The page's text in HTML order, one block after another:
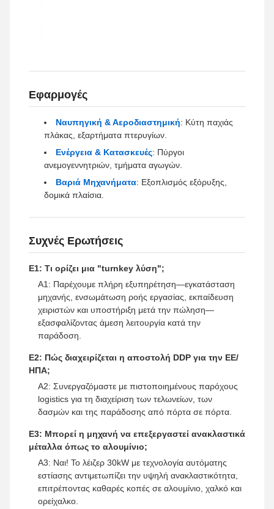
Εφαρμογές
Ναυπηγική & Αεροδιαστημική: Κύτη παχιάς
πλάκας, εξαρτήματα πτερυγίων.
Ενέργεια & Κατασκευές: Πύργοι
ανεμογεννητριών, τμήματα αγωγών.
Βαριά Μηχανήματα: Εξοπλισμός εξόρυξης,
δομικά πλαίσια.
Συχνές Ερωτήσεις
Ε1: Τι ορίζει μια "turnkey λύση";
Α1: Παρέχουμε πλήρη εξυπηρέτηση—εγκατάσταση
μηχανής, ενσωμάτωση ροής εργασίας, εκπαίδευση
χειριστών και υποστήριξη μετά την πώληση—
εξασφαλίζοντας άμεση λειτουργία κατά την
παράδοση.
Ε2: Πώς διαχειρίζεται η αποστολή DDP για την ΕΕ/
ΗΠΑ;
Α2: Συνεργαζόμαστε με πιστοποιημένους παρόχους
logistics για τη διαχείριση των τελωνείων, των
δασμών και της παράδοσης από πόρτα σε πόρτα.
Ε3: Μπορεί η μηχανή να επεξεργαστεί ανακλαστικά
μέταλλα όπως το αλουμίνιο;
Α3: Ναι! Το λέιζερ 30kW με τεχνολογία αυτόματης
εστίασης αντιμετωπίζει την υψηλή ανακλαστικότητα,
επιτρέποντας καθαρές κοπές σε αλουμίνιο, χαλκό και
ορείχαλκο.